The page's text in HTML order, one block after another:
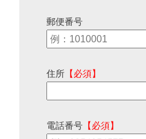
郵便番号
住所 【必須】
電話番号 【必須】